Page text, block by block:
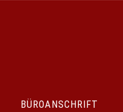
BÜROANSCHRIFT